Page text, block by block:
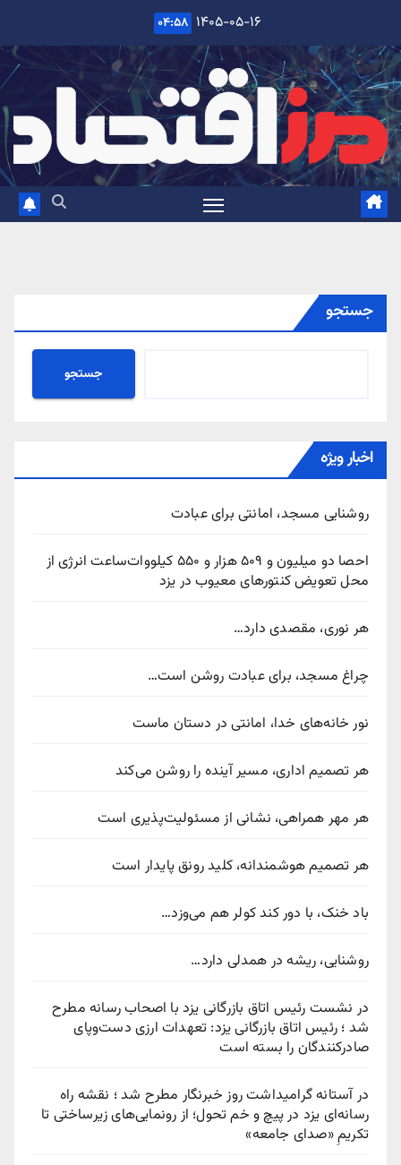
content
۱۴۰۵-۰۵-۱۶ ۰۴:۵۸
جستجو
جستجو
اخبار ویژه
روشنایی مسجد، امانتی برای عبادت
احصا دو میلیون و ۵۰۹ هزار و ۵۵۰ کیلووات‌ساعت انرژی از
محل تعویض کنتورهای معیوب در یزد
هر نوری، مقصدی دارد…
چراغ مسجد، برای عبادت روشن است…
نور خانه‌های خدا، امانتی در دستان ماست
هر تصمیم اداری، مسیر آینده را روشن می‌کند
هر مهر همراهی، نشانی از مسئولیت‌پذیری است
هر تصمیم هوشمندانه، کلید رونق پایدار است
باد خنک، با دور کند کولر هم می‌وزد…
روشنایی، ریشه در همدلی دارد…
در نشست رئیس اتاق بازرگانی یزد با اصحاب رسانه مطرح
شد ؛ رئیس اتاق بازرگانی یزد: تعهدات ارزی دست‌وپای
صادرکنندگان را بسته است
در آستانه گرامیداشت روز خبرنگار مطرح شد ؛ نقشه راه
رسانه‌ای یزد در پیچ‌ و خم تحول؛ از رونمایی‌های زیرساختی تا
تکریمِ «صدای جامعه»